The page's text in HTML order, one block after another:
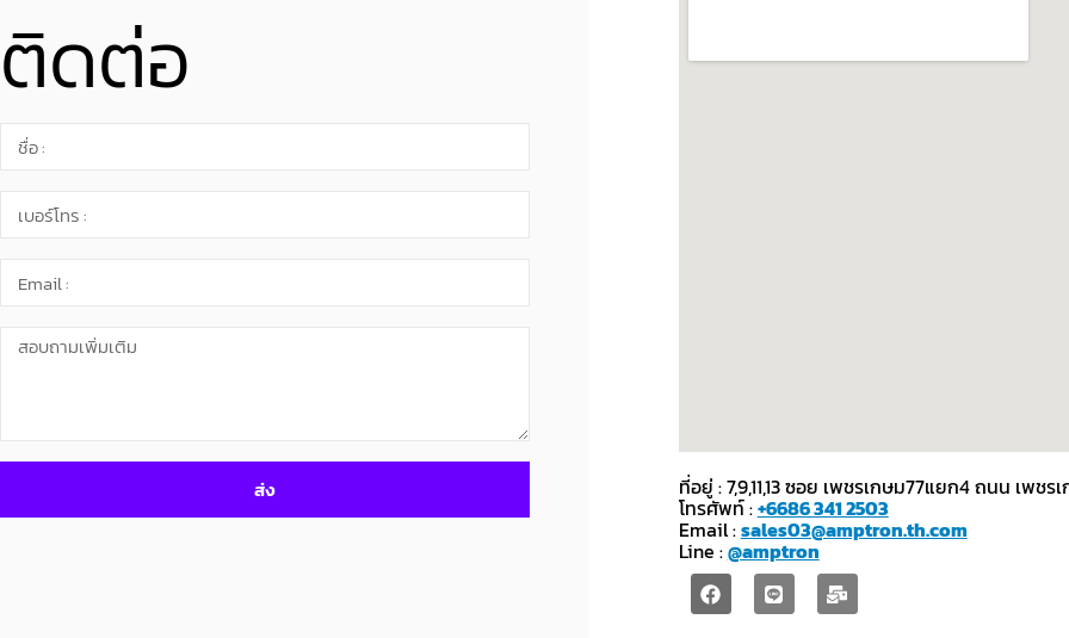
ติดต่อ
ส่ง ที่อยู่ : 7,9,11,13 ซอย เพชรเกษม77แยก4 ถนน เพ
โทรศัพท์ :+6686 341 2503
Email :sales03@amptron.th.com
Line :@amptron